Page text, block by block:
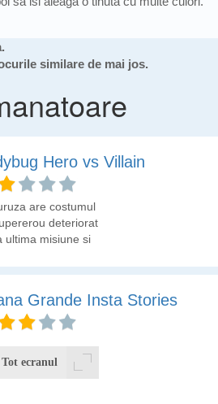
similare de mai jos.
Hero vs Villain
are costumul
deteriorat
ultima misiune si
i si o tinuta de
Grande Insta Stories
Ariana Grande
dependenta de
si posteaza in
Tot ecranul